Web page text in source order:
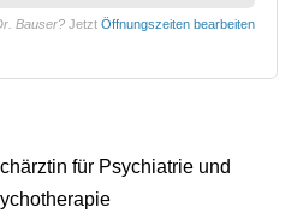
Bauser? Jetzt Öffnungszeiten bearbeiten
für Psychiatrie und